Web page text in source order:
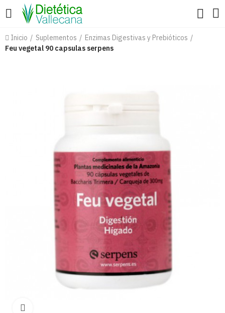
Inicio Suplementos
Enzimas Digestivas y Prebióticos
Feu vegetal 90 capsulas serpens